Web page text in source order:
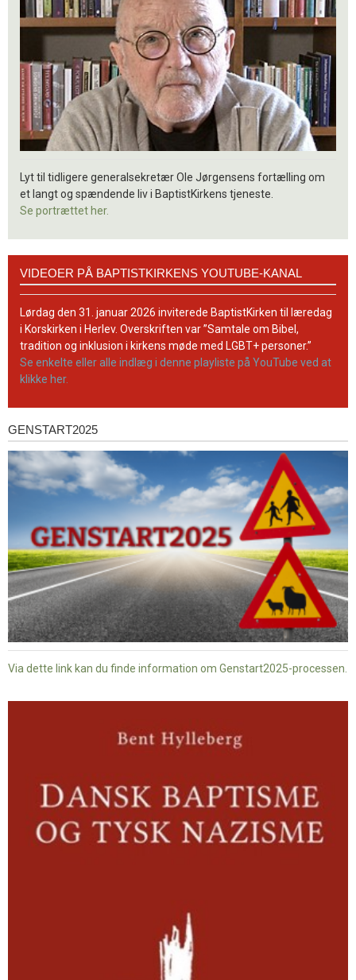
Lyt til tidligere generalsekretær Ole Jørgensens fortælling om
et langt og spændende liv i BaptistKirkens tjeneste.
Se portrættet her.
BaptistKirkens
YouTube-
kanal
VIDEOER PÅ BAPTISTKIRKENS YOUTUBE-KANAL
Lørdag den 31. januar 2026 inviterede BaptistKirken til læredag
i Korskirken i Herlev. Overskriften var ”Samtale om Bibel,
tradition og inklusion i kirkens møde med LGBT+ personer.”
Se enkelte eller alle indlæg i denne playliste på YouTube ved at
klikke her.
Genstart2025
GENSTART2025
Via dette link kan du finde information om Genstart2025-processen.